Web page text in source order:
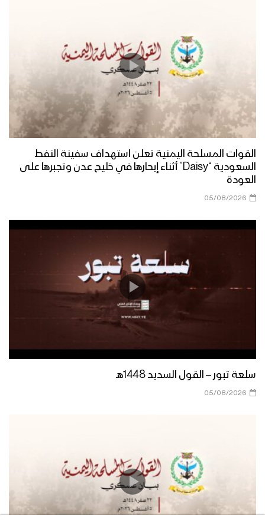
القوات المسلحة اليمنية تعلن استهداف سفينة النفط
السعودية “Daisy” أثناء إبحارها في خليج عدن وتجبرها على
العودة
05/08/2026
سلعة تبور – القول السديد 1448هـ
05/08/2026